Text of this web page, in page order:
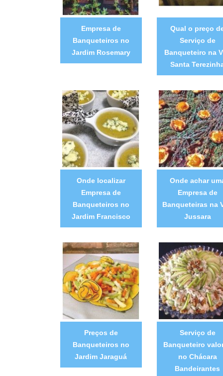
Empresa de
Banqueteiros no
Jardim Rosemary
Qual o preço
Serviço de
Banqueteiro na
Santa
Onde localizar
Empresa de
Banqueteiros no
Jardim Francisco
Onde achar
Empresa de
Banqueteiras na
Jussara
Preços de
Banqueteiros no
Jardim Jaraguá
Serviço de
Banqueteiro
no Chácara
Bandeirantes